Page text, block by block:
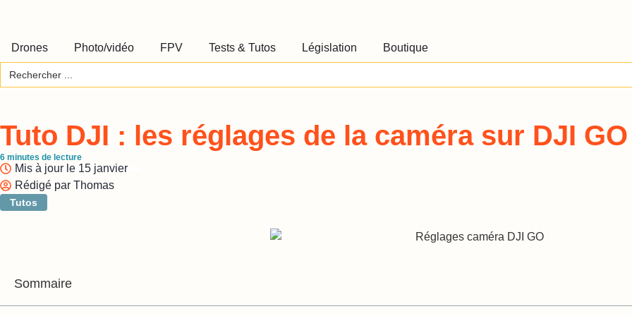
Drones Photo/vidéo FPV Tests & Tutos Législation
Boutique
Search
for:
Tuto DJI : les réglages de la caméra sur DJI
6 minutes de lecture
Mis à jour le 15 janvier
Rédigé par Thomas
Tutos
Sommaire